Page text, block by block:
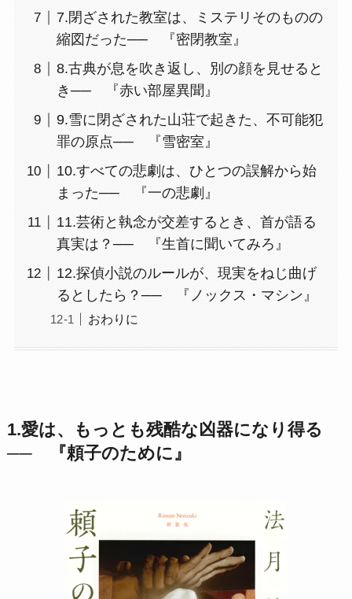
7.閉ざされた教室は、ミステリそのものの
縮図だった── 『密閉教室』
8.古典が息を吹き返し、別の顔を見せると
き── 『赤い部屋異聞』
9.雪に閉ざされた山荘で起きた、不可能犯
罪の原点── 『雪密室』
10.すべての悲劇は、ひとつの誤解から始
まった── 『一の悲劇』
11.芸術と執念が交差するとき、首が語る
真実は？── 『生首に聞いてみろ』
12.探偵小説のルールが、現実をねじ曲げ
るとしたら？── 『ノックス・マシン』
おわりに
1.愛は、もっとも残酷な凶器になり得る
── 『頼子のために』